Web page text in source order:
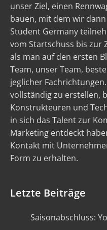
unser Ziel, einen
bauen, mit dem wir
Student Germany
vom Startschuss bis zur
als man auf den ersten
Team, unser Team,
jeglicher
vollständig zu erstellen,
Konstrukteuren und
in sich das Talent zur
Marketing entdeckt
Kontakt mit
Form zu erhalten.
Letzte Beiträge
Saisonabschluss: